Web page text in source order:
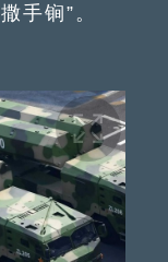
手锏”。